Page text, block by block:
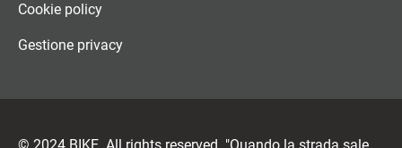
Cookie policy
Gestione privacy